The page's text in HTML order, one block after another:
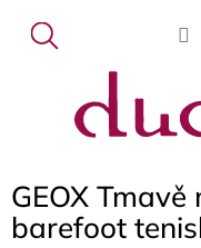
obsah
GEOX
barefoot